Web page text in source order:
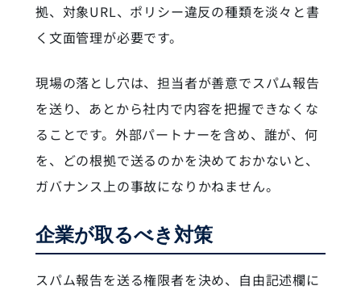
拠、対象URL、ポリシー違反の種類を淡々と書
く文面管理が必要です。
現場の落とし穴は、担当者が善意でスパム報告
を送り、あとから社内で内容を把握できなくな
ることです。外部パートナーを含め、誰が、何
を、どの根拠で送るのかを決めておかないと、
ガバナンス上の事故になりかねません。
企業が取るべき対策
スパム報告を送る権限者を決め、自由記述欄に